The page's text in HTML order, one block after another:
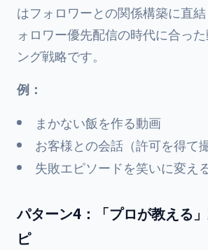
はフォロワーとの関係構築に直
ォロワー優先配信の時代に合っ
ング戦略です。
例：
まかない飯を作る動画
お客様との会話（許可を得て
失敗エピソードを笑いに変え
パターン4：「プロが教える
ピ